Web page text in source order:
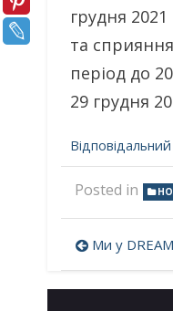
грудня
та
період до
29 грудня
Posted in
записів
Ми у DREAM –